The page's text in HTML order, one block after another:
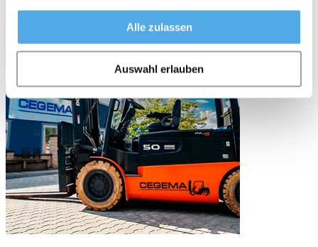
Alle zulassen
Auswahl erlauben